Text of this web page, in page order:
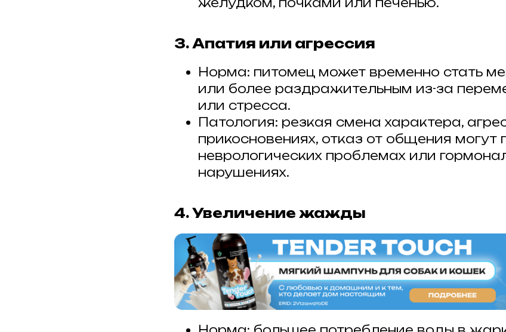
3. Апатия или агрессия
Норма: питомец может временно стать
или более раздражительным из-за
или стресса.
Патология: резкая смена характера,
прикосновениях, отказ от общения могут
неврологических проблемах или
нарушениях.
4. Увеличение жажды